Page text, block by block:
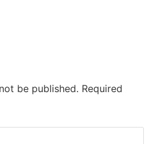
be published. Required